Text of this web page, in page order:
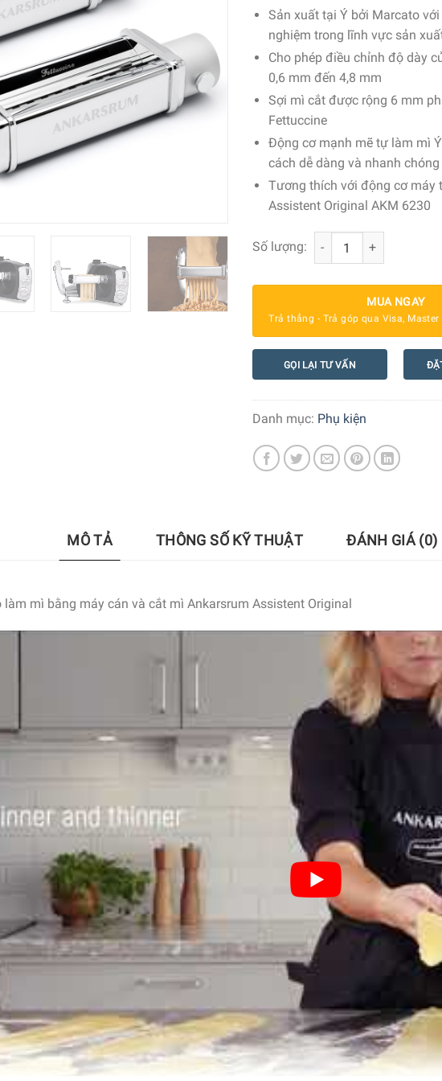
Sản xuất tại Ý bởi Marcato
nghiệm trong lĩnh vực sản
Cho phép điều chỉnh độ dày
0,6 mm đến 4,8 mm
Sợi mì cắt được rộng 6 mm
Fettuccine
Động cơ mạnh mẽ tự làm mì
cách dễ dàng và nhanh chóng
Tương thích với động cơ máy
Assistent Original AKM 6230
Số lượng: Phụ kiện cán và cắt mì
MUA NGAY
Trả thẳng - Trả góp qua Visa, Master
GỌI LẠI TƯ VẤN
Danh mục: Phụ kiện
MÔ TẢ THÔNG SỐ KỸ THUẬT ĐÁNH GIÁ (0)
mì bằng máy cán và cắt mì Ankarsrum Assistent Original